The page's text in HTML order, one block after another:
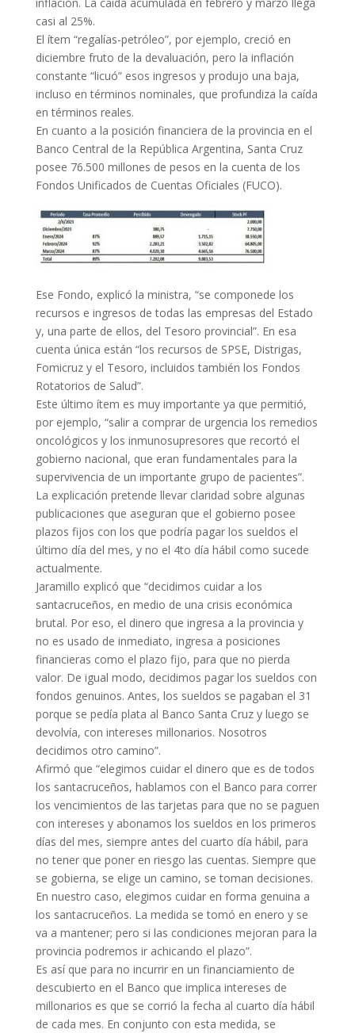
casi al 25%.
El ítem “regalías-petróleo”, por ejemplo, creció en
diciembre fruto de la devaluación, pero la inflación
constante “licuó” esos ingresos y produjo una baja,
incluso en términos nominales, que profundiza la caída
en términos reales.
En cuanto a la posición financiera de la provincia en el
Banco Central de la República Argentina, Santa Cruz
posee 76.500 millones de pesos en la cuenta de los
Fondos Unificados de Cuentas Oficiales (FUCO).
Ese Fondo, explicó la ministra, “se componede los
recursos e ingresos de todas las empresas del Estado
y, una parte de ellos, del Tesoro provincial”. En esa
cuenta única están “los recursos de SPSE, Distrigas,
Fomicruz y el Tesoro, incluidos también los Fondos
Rotatorios de Salud”.
Este último ítem es muy importante ya que permitió,
por ejemplo, “salir a comprar de urgencia los remedios
oncológicos y los inmunosupresores que recortó el
gobierno nacional, que eran fundamentales para la
supervivencia de un importante grupo de pacientes”.
La explicación pretende llevar claridad sobre algunas
publicaciones que aseguran que el gobierno posee
plazos fijos con los que podría pagar los sueldos el
último día del mes, y no el 4to día hábil como sucede
actualmente.
Jaramillo explicó que “decidimos cuidar a los
santacruceños, en medio de una crisis económica
brutal. Por eso, el dinero que ingresa a la provincia y
no es usado de inmediato, ingresa a posiciones
financieras como el plazo fijo, para que no pierda
valor. De igual modo, decidimos pagar los sueldos con
fondos genuinos. Antes, los sueldos se pagaban el 31
porque se pedía plata al Banco Santa Cruz y luego se
devolvía, con intereses millonarios. Nosotros
decidimos otro camino”.
Afirmó que “elegimos cuidar el dinero que es de todos
los santacruceños, hablamos con el Banco para correr
los vencimientos de las tarjetas para que no se paguen
con intereses y abonamos los sueldos en los primeros
días del mes, siempre antes del cuarto día hábil, para
no tener que poner en riesgo las cuentas. Siempre que
se gobierna, se elige un camino, se toman decisiones.
En nuestro caso, elegimos cuidar en forma genuina a
los santacruceños. La medida se tomó en enero y se
va a mantener; pero si las condiciones mejoran para la
provincia podremos ir achicando el plazo”.
Es así que para no incurrir en un financiamiento de
descubierto en el Banco que implica intereses de
millonarios es que se corrió la fecha al cuarto día hábil
de cada mes. En conjunto con esta medida, se